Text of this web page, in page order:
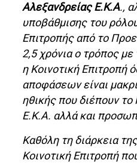
Αλεξανδρείας Ε.Κ.Α.,
υποβάθμισης του
Επιτροπής από το
2,5 χρόνια ο τρόπος με
η Κοινοτική Επιτροπή
αποφάσεων είναι
ηθικής που διέπουν το
Ε.Κ.Α. αλλά και
Καθόλη τη διάρκεια
Κοινοτική Επιτροπή